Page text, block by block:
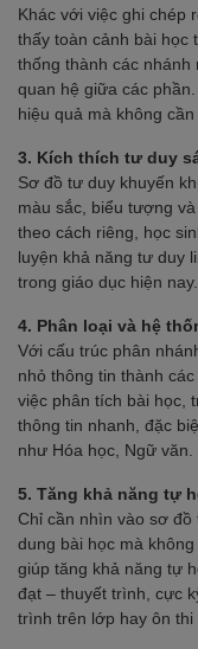
Khác với việc ghi chép
thấy toàn cảnh bài học
thống thành các nhánh
quan hệ giữa các
hiệu quả mà không
3. Kích thích tư duy
Sơ đồ tư duy khuyến
màu sắc, biểu tượng
theo cách riêng, học
luyện khả năng tư duy
trong giáo dục hiện nay.
4. Phân loại và hệ
Với cấu trúc phân
nhỏ thông tin thành
việc phân tích bài học,
thông tin nhanh, đặc
như Hóa học, Ngữ văn.
5. Tăng khả năng tự
Chỉ cần nhìn vào sơ đồ
dung bài học mà
giúp tăng khả năng tự
đạt – thuyết trình, cực
trình trên lớp hay ôn thi